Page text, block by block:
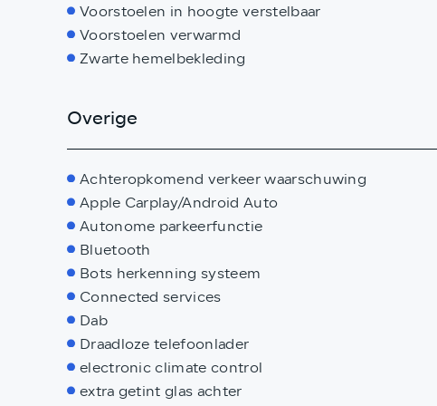
Voorstoelen in hoogte verstelbaar
Voorstoelen verwarmd
Zwarte hemelbekleding
Overige
Achteropkomend verkeer waarschuwing
Apple Carplay/Android Auto
Autonome parkeerfunctie
Bluetooth
Bots herkenning systeem
Connected services
Dab
Draadloze telefoonlader
electronic climate control
extra getint glas achter